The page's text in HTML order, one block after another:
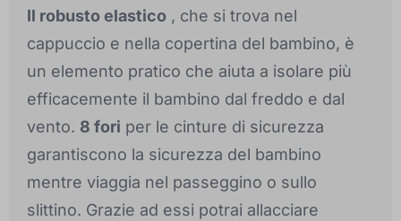
Il robusto elastico , che si trova nel
cappuccio e nella copertina del bambino, è
un elemento pratico che aiuta a isolare più
efficacemente il bambino dal freddo e dal
vento. 8 fori per le cinture di sicurezza
garantiscono la sicurezza del bambino
mentre viaggia nel passeggino o sullo
slittino. Grazie ad essi potrai allacciare